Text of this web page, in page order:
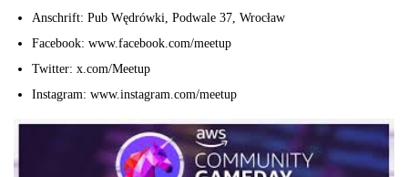
Anschrift: Pub Wędrówki, Podwale 37, Wrocław
Facebook: www.facebook.com/meetup
Twitter: x.com/Meetup
Instagram: www.instagram.com/meetup